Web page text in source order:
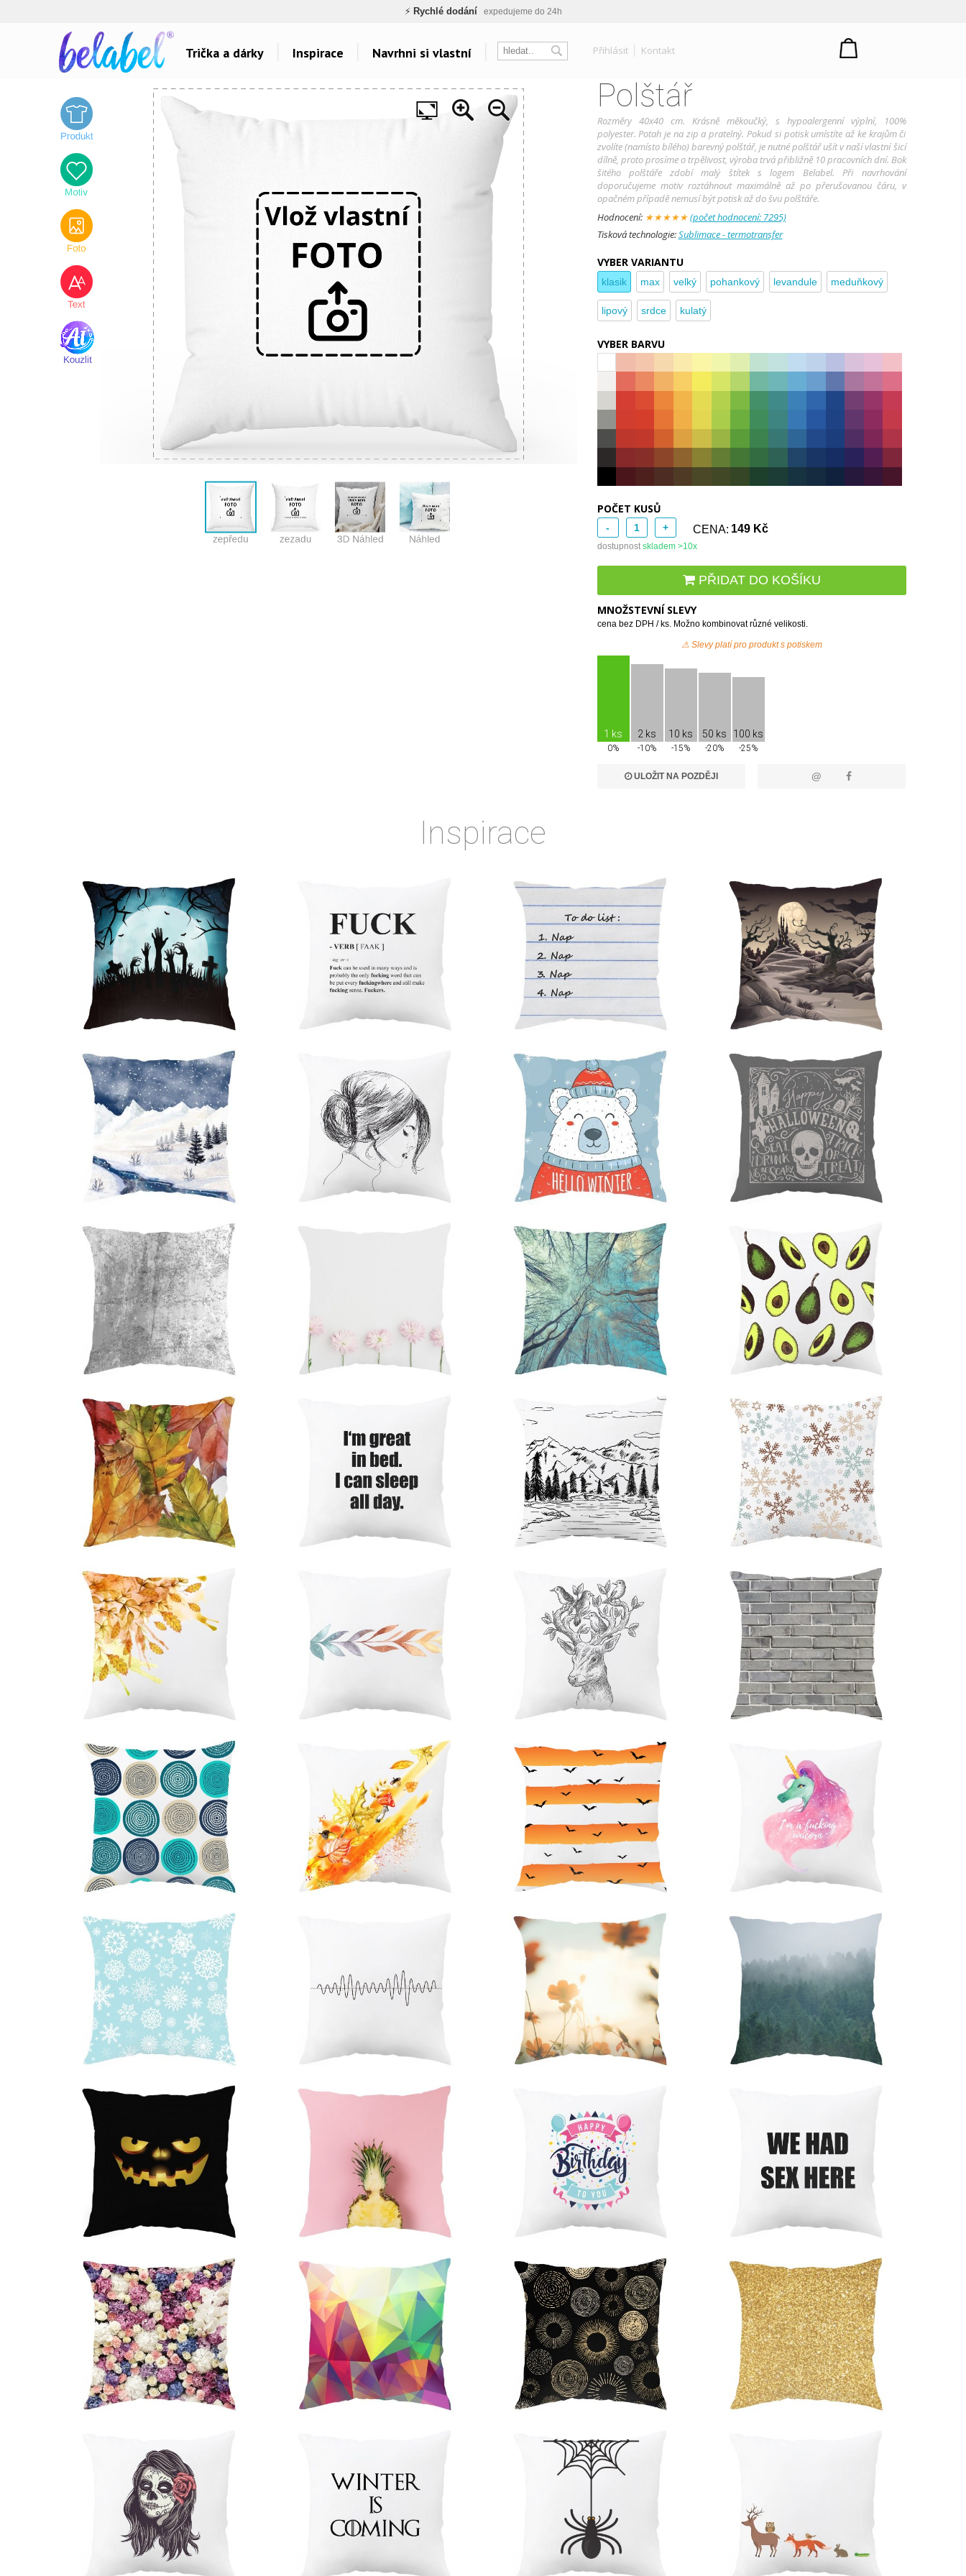
Výhodné pro firmy velké množstevní slevy
🇨🇿 Český eshop s tradicí od roku 2010 tisíce spokojených zákazníků
Trička a dárky Inspirace Navrhni si vlastní Přihlásit Kontakt
Dárky pro..
Dárky pro maminku
Dárky pro ségru
Dárky pro babičku
Dárky pro tátu
Dárky pro bráchu
Dárky pro partnera
Dárky pro partnerku
Dárky pro přátele
Láska
Hudba & Film
Autorská grafika
Polštáře
Velkolepá fotoplátna
Další odkazy
Velkoplošný tisk
Belabel na Facebooku
Galerie
Oblečení bez potisku
Polštář
Rozměry 40x40 cm. Krásně měkoučký, s hypoalergenní výplní, 100%
polyester. Potah je na zip a pratelný. Pokud si potisk umístíte až ke krajům či
zvolíte (namísto bílého) barevný polštář, je nutné polštář ušít v naší vlastní šicí
dílně, proto prosíme o trpělivost, výroba trvá přibližně 10 pracovních dní. Bok
šitého polštáře zdobí malý štítek s logem Belabel. Při navrhování
doporučujeme motiv roztáhnout maximálně až po přerušovanou čáru, v
opačném případě nemusí být potisk až do švu polštáře.
Hodnocení: ★★★★★(počet hodnocení: 7295)
Tisková technologie:Sublimace - termotransfer
VYBER VARIANTU
klasik max velký pohankový levandule meduňkový
lipový srdce kulatý
VYBER BARVU
POČET KUSŮ
- + CENA: 149 Kč
dostupnostskladem >10x
PŘIDAT DO KOŠÍKU
MNOŽSTEVNÍ SLEVY
cena bez DPH / ks. Možno kombinovat různé velikosti.
⚠ Slevy platí pro produkt s potiskem
1 ks
0%
2 ks
-10%
10 ks
-15%
50 ks
-20%
100 ks
-25%
ULOŽIT NA POZDĚJI @
Inspirace